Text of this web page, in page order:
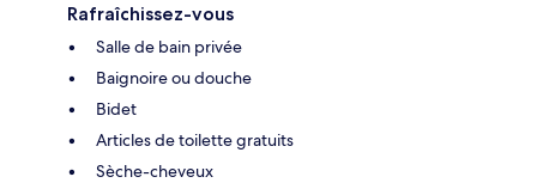
Rafraîchissez-vous
Salle de bain privée
Baignoire ou douche
Bidet
Articles de toilette gratuits
Sèche-cheveux